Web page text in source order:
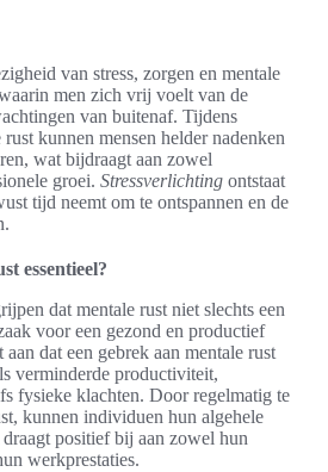
van stress, zorgen en mentale
men zich vrij voelt van de
van buitenaf. Tijdens
kunnen mensen helder nadenken
wat bijdraagt aan zowel
groei. Stressverlichting ontstaat
tijd neemt om te ontspannen en de
essentieel?
dat mentale rust niet slechts een
voor een gezond en productief
dat een gebrek aan mentale rust
verminderde productiviteit,
fysieke klachten. Door regelmatig te
kunnen individuen hun algehele
positief bij aan zowel hun
werkprestaties.